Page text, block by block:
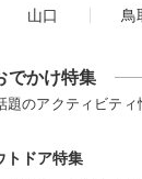
山口 鳥
でかけ特集
題のアクティビティ
トドア特集